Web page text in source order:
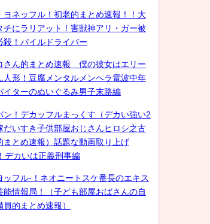
ヨネッフル！初老的まとめ速報！！大
チにラリアット！害獣神アリ・ガー被
殺！パイルドライバー
さん的まとめ速報 僕の彼女はエリー
人形！豆腐メンタルメンヘラ電波中年
イターのぬいぐるみ男子末路編
ン！デカッフルまっくす（デカい強い2
だいすき子供部屋おじさんヒロシ之古
まとめ速報）話題な動画取り上げ
デカいは正義刑事編
ッフル-！ネオニートスケ番長のエキス
能情報局！（子ども部屋おばさんの自
員的まとめ速報）